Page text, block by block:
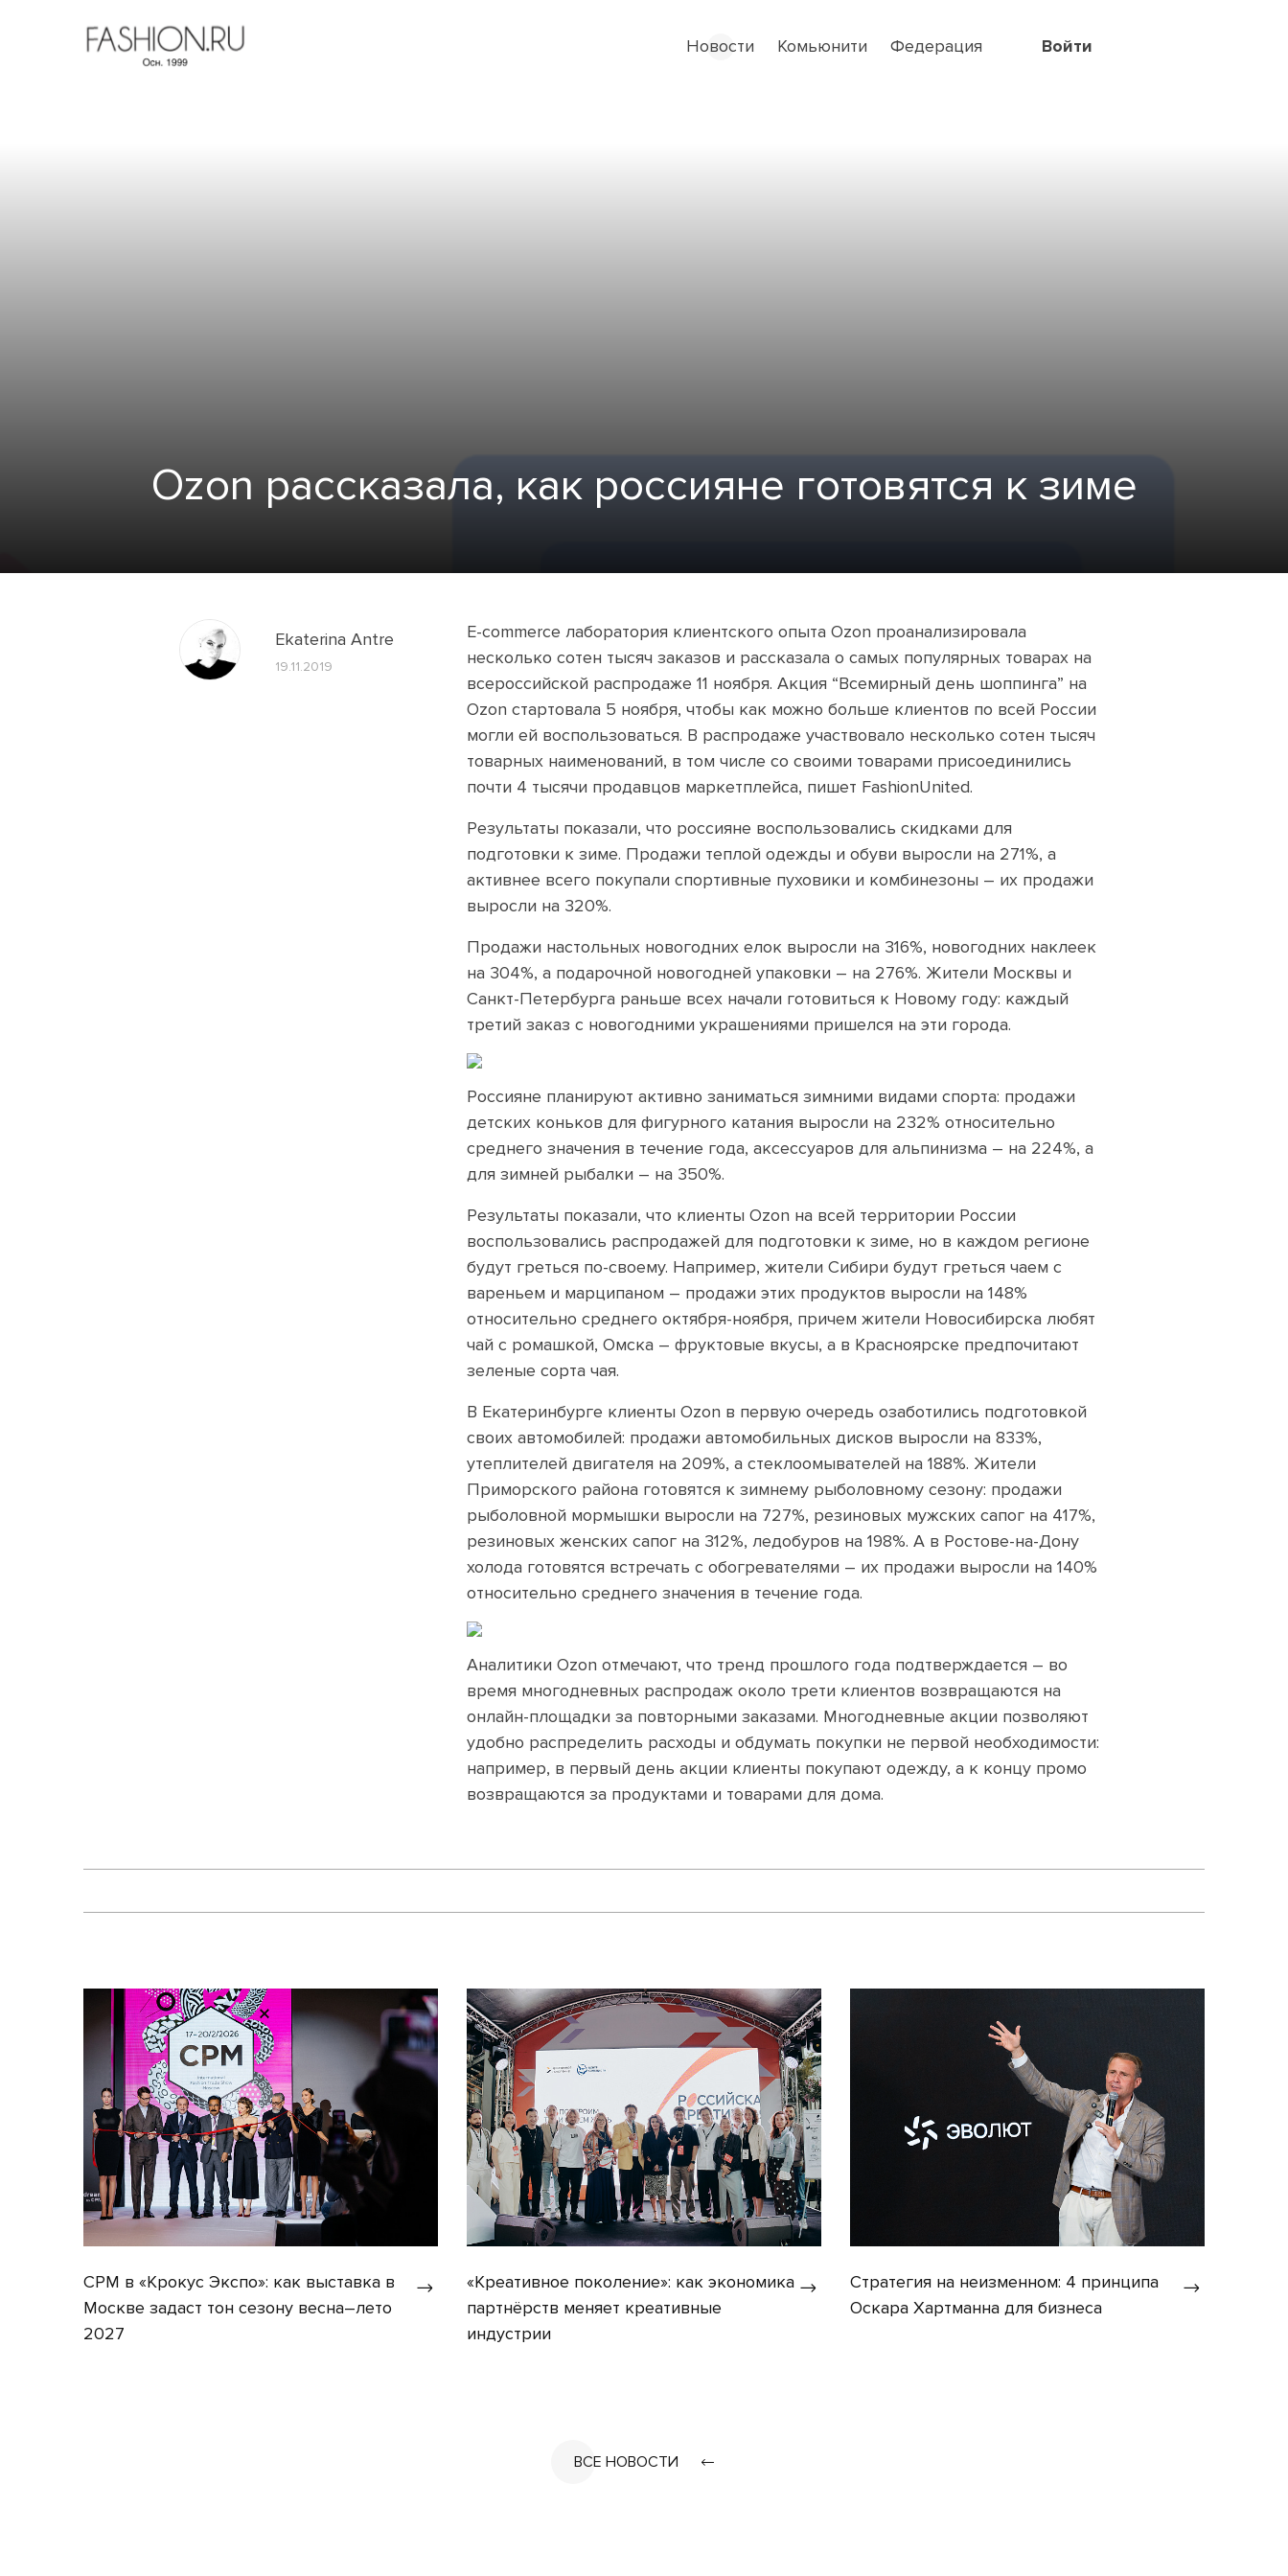
Новости Комьюнити Федерация Войти
Ozon рассказала, как россияне готовятся к зиме
Ekaterina Antre
19.11.2019
E-commerce лаборатория клиентского опыта Ozon проанализировала
несколько сотен тысяч заказов и рассказала о самых популярных товарах на
всероссийской распродаже 11 ноября. Акция “Всемирный день шоппинга” на
Ozon стартовала 5 ноября, чтобы как можно больше клиентов по всей России
могли ей воспользоваться. В распродаже участвовало несколько сотен тысяч
товарных наименований, в том числе со своими товарами присоединились
почти 4 тысячи продавцов маркетплейса, пишет FashionUnited.
Результаты показали, что россияне воспользовались скидками для
подготовки к зиме. Продажи теплой одежды и обуви выросли на 271%, а
активнее всего покупали спортивные пуховики и комбинезоны – их продажи
выросли на 320%.
Продажи настольных новогодних елок выросли на 316%, новогодних наклеек
на 304%, а подарочной новогодней упаковки – на 276%. Жители Москвы и
Санкт-Петербурга раньше всех начали готовиться к Новому году: каждый
третий заказ с новогодними украшениями пришелся на эти города.
Россияне планируют активно заниматься зимними видами спорта: продажи
детских коньков для фигурного катания выросли на 232% относительно
среднего значения в течение года, аксессуаров для альпинизма – на 224%, а
для зимней рыбалки – на 350%.
Результаты показали, что клиенты Ozon на всей территории России
воспользовались распродажей для подготовки к зиме, но в каждом регионе
будут греться по-своему. Например, жители Сибири будут греться чаем с
вареньем и марципаном – продажи этих продуктов выросли на 148%
относительно среднего октября-ноября, причем жители Новосибирска любят
чай с ромашкой, Омска – фруктовые вкусы, а в Красноярске предпочитают
зеленые сорта чая.
В Екатеринбурге клиенты Ozon в первую очередь озаботились подготовкой
своих автомобилей: продажи автомобильных дисков выросли на 833%,
утеплителей двигателя на 209%, а стеклоомывателей на 188%. Жители
Приморского района готовятся к зимнему рыболовному сезону: продажи
рыболовной мормышки выросли на 727%, резиновых мужских сапог на 417%,
резиновых женских сапог на 312%, ледобуров на 198%. А в Ростове-на-Дону
холода готовятся встречать с обогревателями – их продажи выросли на 140%
относительно среднего значения в течение года.
Аналитики Ozon отмечают, что тренд прошлого года подтверждается – во
время многодневных распродаж около трети клиентов возвращаются на
онлайн-площадки за повторными заказами. Многодневные акции позволяют
удобно распределить расходы и обдумать покупки не первой необходимости:
например, в первый день акции клиенты покупают одежду, а к концу промо
возвращаются за продуктами и товарами для дома.
CPM в «Крокус Экспо»: как выставка в
Москве задаст тон сезону весна–лето
2027
«Креативное поколение»: как экономика
партнёрств меняет креативные
индустрии
Стратегия на неизменном: 4 принципа
Оскара Хартманна для бизнеса
ВСЕ НОВОСТИ